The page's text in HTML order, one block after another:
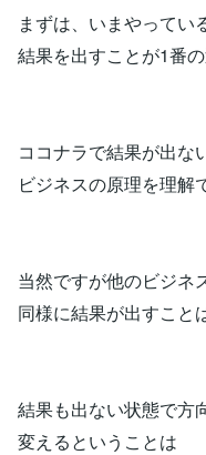
まずは、いまやってい
結果を出すことが1番
ココナラで結果が出な
ビジネスの原理を理解
当然ですが他のビジネ
同様に結果が出すこと
結果も出ない状態で方
変えるということは